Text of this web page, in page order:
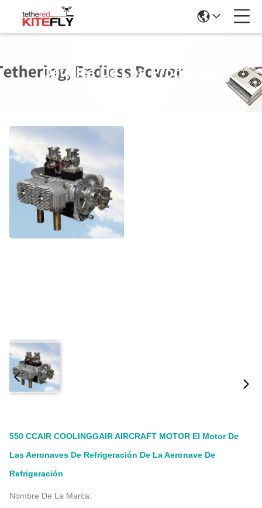
Detalles De Los Productos
550 CCAIR COOLINGGAIR AIRCRAFT MOTOR El Motor De
Las Aeronaves De Refrigeración De La Aeronave De
Refrigeración
Nombre De La Marca: